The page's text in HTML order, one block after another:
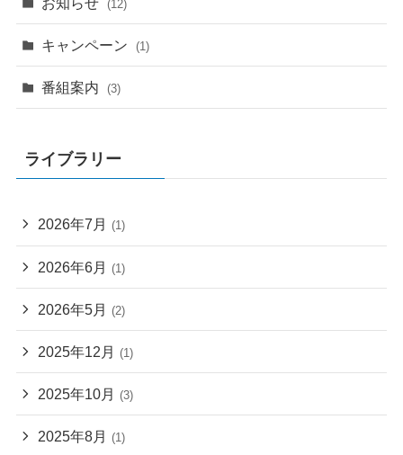
(12)
キャンペーン (1)
番組案内 (3)
ライブラリー
2026年7月 (1)
2026年6月 (1)
2026年5月 (2)
2025年12月 (1)
2025年10月 (3)
2025年8月 (1)